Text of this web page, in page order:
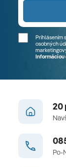
Prihlásením
osobných
Informáciou
20
Po-